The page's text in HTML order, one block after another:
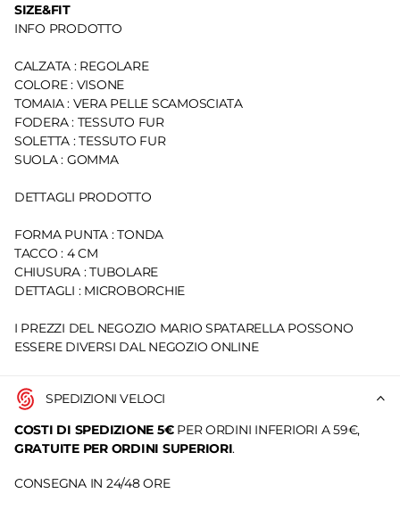
SIZE&FIT
INFO PRODOTTO
CALZATA : REGOLARE
COLORE : VISONE
TOMAIA : VERA PELLE SCAMOSCIATA
FODERA : TESSUTO FUR
SOLETTA : TESSUTO FUR
SUOLA : GOMMA
DETTAGLI PRODOTTO
FORMA PUNTA : TONDA
TACCO : 4 CM
CHIUSURA : TUBOLARE
DETTAGLI : MICROBORCHIE
I PREZZI DEL NEGOZIO MARIO SPATARELLA POSSONO
ESSERE DIVERSI DAL NEGOZIO ONLINE
SPEDIZIONI VELOCI
COSTI DI SPEDIZIONE 5€PER ORDINI INFERIORI A 59€,
GRATUITE PER ORDINI SUPERIORI.
CONSEGNA IN 24/48 ORE